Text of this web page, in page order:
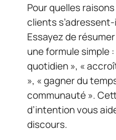
Pour quelles
clients s’adressent-
Essayez de
une formule simple
quotidien », «
», « gagner du
communauté ».
d’intention vous
discours.